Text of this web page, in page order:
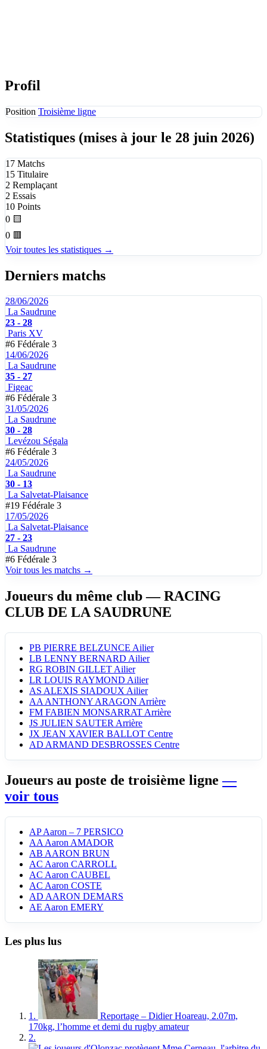
Profil
Position Troisième ligne
Statistiques (mises à jour le 28 juin 2026)
17 Matchs
15 Titulaire
2 Remplaçant
2 Essais
10 Points
0 🟨
0 🟥
Voir toutes les statistiques →
Derniers matchs
28/06/2026
La Saudrune
23 - 28
Paris XV
#6 Fédérale 3
14/06/2026
La Saudrune
35 - 27
Figeac
#6 Fédérale 3
31/05/2026
La Saudrune
30 - 28
Levézou Ségala
#6 Fédérale 3
24/05/2026
La Saudrune
30 - 13
La Salvetat-Plaisance
#19 Fédérale 3
17/05/2026
La Salvetat-Plaisance
27 - 23
La Saudrune
#6 Fédérale 3
Voir tous les matchs →
Joueurs du même club— RACING
CLUB DE LA SAUDRUNE
PB PIERRE BELZUNCE Ailier
LB LENNY BERNARD Ailier
RG ROBIN GILLET Ailier
LR LOUIS RAYMOND Ailier
AS ALEXIS SIADOUX Ailier
AA ANTHONY ARAGON Arrière
FM FABIEN MONSARRAT Arrière
JS JULIEN SAUTER Arrière
JX JEAN XAVIER BALLOT Centre
AD ARMAND DESBROSSES Centre
Joueurs au poste de troisième ligne—
voir tous
AP Aaron – 7 PERSICO
AA Aaron AMADOR
AB AARON BRUN
AC Aaron CARROLL
AC Aaron CAUBEL
AC Aaron COSTE
AD AARON DEMARS
AE Aaron EMERY
Les plus lus
1.
Reportage – Didier Hoareau, 2.07m,
170kg, l’homme et demi du rugby amateur
2.